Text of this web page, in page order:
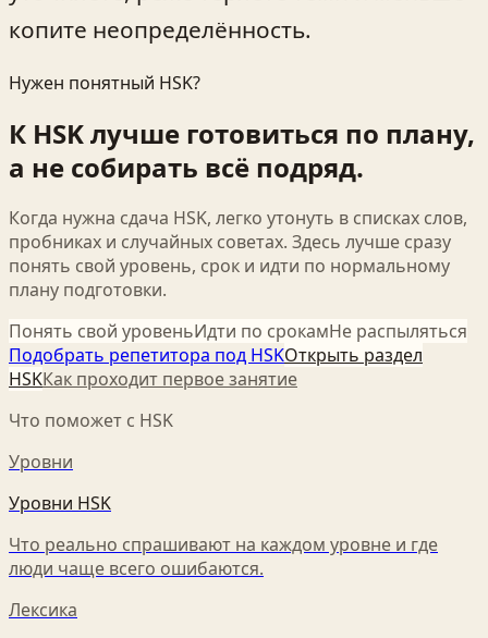
копите неопределённость.
Нужен понятный HSK?
К HSK лучше готовиться по плану,
а не собирать всё подряд.
Когда нужна сдача HSK, легко утонуть в списках слов,
пробниках и случайных советах. Здесь лучше сразу
понять свой уровень, срок и идти по нормальному
плану подготовки.
Понять свой уровеньИдти по срокамНе распыляться
Подобрать репетитора под HSKОткрыть раздел
HSKКак проходит первое занятие
Что поможет с HSK
Уровни
Уровни HSK
Что реально спрашивают на каждом уровне и где
люди чаще всего ошибаются.
Лексика